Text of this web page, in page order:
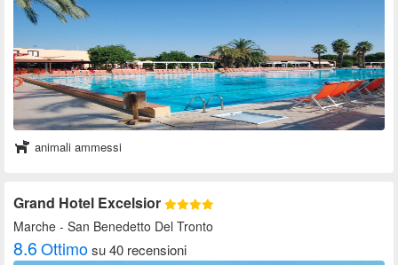
animali ammessi
Grand Hotel Excelsior
Marche - San Benedetto Del Tronto
8.6Ottimosu 40 recensioni